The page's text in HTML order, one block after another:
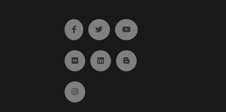
Ir a facebook (abre en ventana nueva)
Ir a twitter (abre en ventana nueva)
Ir a YouTube (abre en
Ir a Flickr (abre en ventana nueva)
Ir a Linkedin (abre en ventana nueva)
Ir al Blog (abre en ventana
Ir a Instagram (abre en ventana nueva)